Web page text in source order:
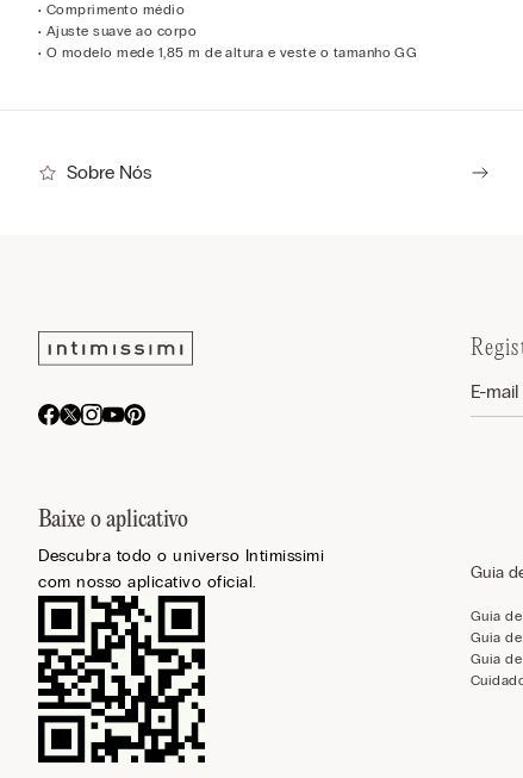
• Comprimento médio
• Ajuste suave ao corpo
• O modelo mede 1,85 m de altura e veste o tamanho GG
Sobre Nós
Baixe o aplicativo
Descubra todo o universo Intimissimi
com nosso aplicativo oficial.
Guia
Guia
Guia
Guia